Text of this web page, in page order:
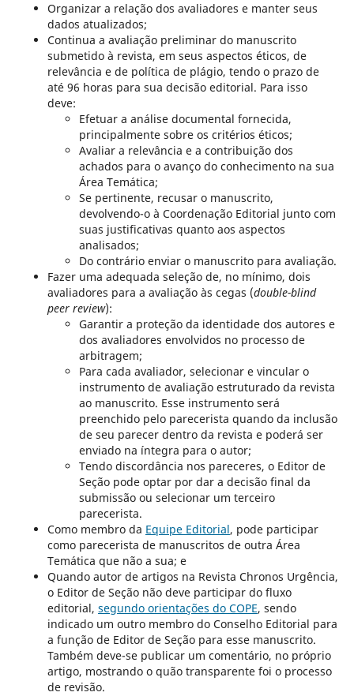
Organizar a relação dos avaliadores e manter seus
dados atualizados;
Continua a avaliação preliminar do manuscrito
submetido à revista, em seus aspectos éticos, de
relevância e de política de plágio, tendo o prazo de
até 96 horas para sua decisão editorial. Para isso
deve:
Efetuar a análise documental fornecida,
principalmente sobre os critérios éticos;
Avaliar a relevância e a contribuição dos
achados para o avanço do conhecimento na sua
Área Temática;
Se pertinente, recusar o manuscrito,
devolvendo-o à Coordenação Editorial junto com
suas justificativas quanto aos aspectos
analisados;
Do contrário enviar o manuscrito para avaliação.
Fazer uma adequada seleção de, no mínimo, dois
avaliadores para a avaliação às cegas (double-blind
peer review):
Garantir a proteção da identidade dos autores e
dos avaliadores envolvidos no processo de
arbitragem;
Para cada avaliador, selecionar e vincular o
instrumento de avaliação estruturado da revista
ao manuscrito. Esse instrumento será
preenchido pelo parecerista quando da inclusão
de seu parecer dentro da revista e poderá ser
enviado na íntegra para o autor;
Tendo discordância nos pareceres, o Editor de
Seção pode optar por dar a decisão final da
submissão ou selecionar um terceiro
parecerista.
Como membro da Equipe Editorial, pode participar
como parecerista de manuscritos de outra Área
Temática que não a sua; e
Quando autor de artigos na Revista Chronos Urgência,
o Editor de Seção não deve participar do fluxo
editorial, segundo orientações do COPE, sendo
indicado um outro membro do Conselho Editorial para
a função de Editor de Seção para esse manuscrito.
Também deve-se publicar um comentário, no próprio
artigo, mostrando o quão transparente foi o processo
de revisão.